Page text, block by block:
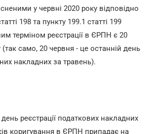
у червні 2020 року відповідно
198 та пункту 199.1 статті 199
терміном реєстрації в ЄРПН є 20
само, 20 червня - це останній день
накладних за травень).
реєстрації податкових накладних
коригування в ЄРПН припадає на